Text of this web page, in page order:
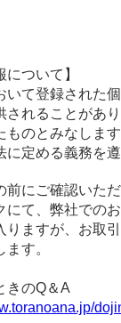
について】
いて登録された
されることがあ
ものとみなしま
に定める義務を
前にご確認いた
にて、弊社での
りますが、お取
す。
きのQ＆A